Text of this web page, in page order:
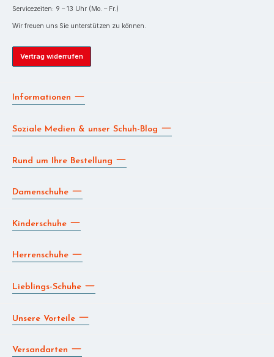
Servicezeiten: 9 – 13 Uhr (Mo. – Fr.)
Wir freuen uns Sie unterstützen zu können.
Vertrag widerrufen
Informationen
Soziale Medien & unser Schuh-Blog
Rund um Ihre Bestellung
Damenschuhe
Kinderschuhe
Herrenschuhe
Lieblings-Schuhe
Unsere Vorteile
Versandarten